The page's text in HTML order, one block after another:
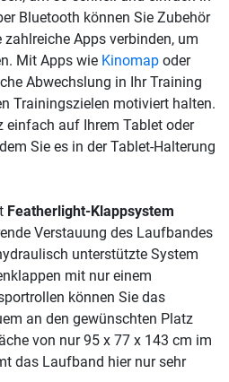
Bluetooth können Sie Zubehör
Apps verbinden, um
Mit Apps wie Kinomap oder
Abwechslung in Ihr Training
Trainingszielen motiviert halten.
einfach auf Ihrem Tablet oder
Sie es in der Tablet-Halterung
Featherlight-Klappsystem
Verstauung des Laufbandes
unterstützte System
mit nur einem
können Sie das
an den gewünschten Platz
von nur 95 x 77 x 143 cm im
das Laufband hier nur sehr